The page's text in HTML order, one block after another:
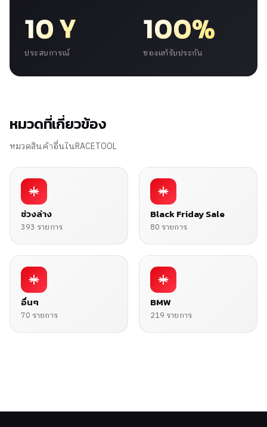
10 Y
ประสบการณ์
100%
ของแท้รับประกัน
หมวดที่เกี่ยวข้อง
หมวดสินค้าอื่นในRACETOOL
ช่วงล่าง
393 รายการ
Black Friday Sale
80 รายการ
อื่นๆ
70 รายการ
BMW
219 รายการ